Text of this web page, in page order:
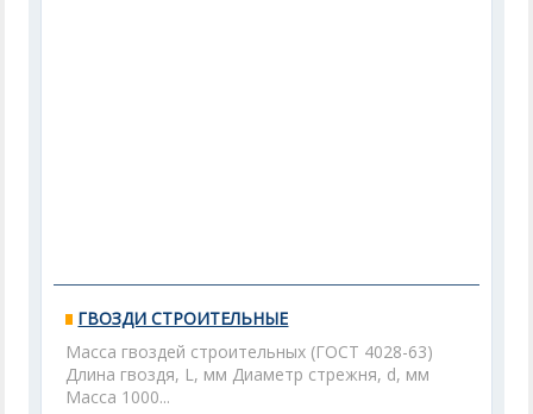
ГВОЗДИ СТРОИТЕЛЬНЫЕ
Масса гвоздей строительных (ГОСТ 4028-63)
Длина гвоздя, L, мм Диаметр стрежня, d, мм
Масса 1000...